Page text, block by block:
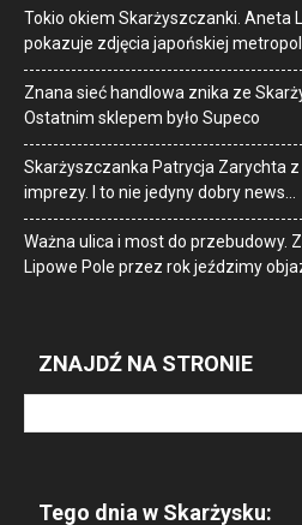
Tokio okiem Skarżyszczanki. Aneta
pokazuje zdjęcia japońskiej
Znana sieć handlowa znika ze
Ostatnim sklepem było Supeco
Skarżyszczanka Patrycja Zarychta
imprezy. I to nie jedyny dobry news…
Ważna ulica i most do przebudowy.
Lipowe Pole przez rok jeździmy
ZNAJDŹ NA STRONIE
Tego dnia w Skarżysku: